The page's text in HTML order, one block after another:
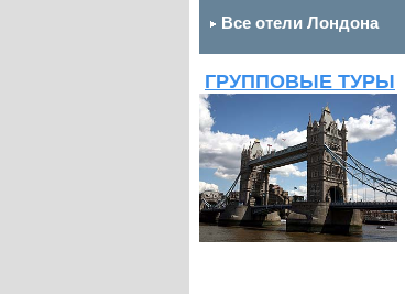
Все отели Лондона
ГРУППОВЫЕ ТУРЫ